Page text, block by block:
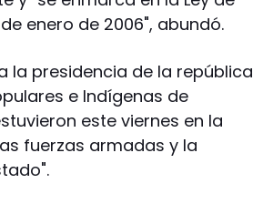
enero de 2006", abundó.
la presidencia de la república
e Indígenas de
este viernes en la
fuerzas armadas y la